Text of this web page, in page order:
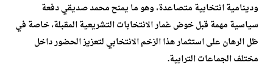
ودينامية انتخابية متصاعدة، وهو ما يمنح محمد صديقي دفعة
سياسية مهمة قبل خوض غمار الانتخابات التشريعية المقبلة، خاصة في
ظل الرهان على استثمار هذا الزخم الانتخابي لتعزيز الحضور داخل
مختلف الجماعات الترابية.